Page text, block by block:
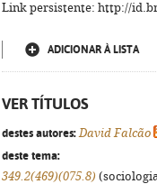
Link persistente: http://
ADICIONAR À LISTA
VER TÍTULOS
destes autores: David Falcão
deste tema:
349.2(469)(075.8)